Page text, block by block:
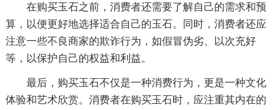
在购买玉石之前，消费者还需要了解自己的需求和预
算，以便更好地选择适合自己的玉石。同时，消费者还应
注意一些不良商家的欺诈行为，如假冒伪劣、以次充好
等，以保护自己的权益和利益。
最后，购买玉石不仅是一种消费行为，更是一种文化
体验和艺术欣赏。消费者在购买玉石时，应注重其内在的